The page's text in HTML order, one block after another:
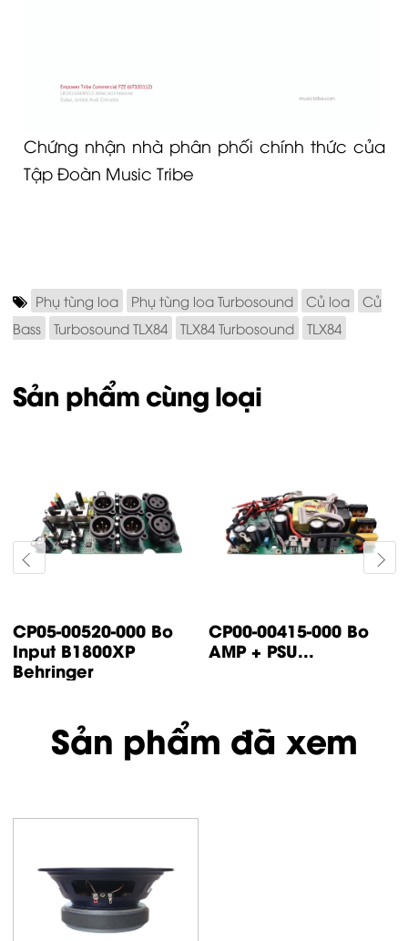
Chứng nhận nhà phân phối chính thức của
Tập Đoàn Music Tribe
Phụ tùng loa Phụ tùng loa Turbosound Củ loa
Củ
Bass
Turbosound TLX84 TLX84 Turbosound TLX84
Sản phẩm cùng loại
CP14-00447-000 Bo
control IP500
Turbsound
CP05-00500-000 Bo
input IP1000 /
Sản phẩm đã xem